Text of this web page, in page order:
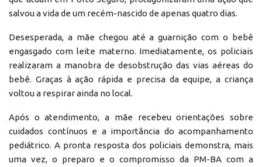
salvou a vida de um recém-nascido de apenas quatro dias.
Desesperada, a mãe chegou até a guarnição com o bebê
engasgado com leite materno. Imediatamente, os policiais
realizaram a manobra de desobstrução das vias aéreas do
bebê. Graças à ação rápida e precisa da equipe, a criança
voltou a respirar ainda no local.
Após o atendimento, a mãe recebeu orientações sobre
cuidados contínuos e a importância do acompanhamento
pediátrico. A pronta resposta dos policiais demonstra, mais
uma vez, o preparo e o compromisso da PM-BA com a